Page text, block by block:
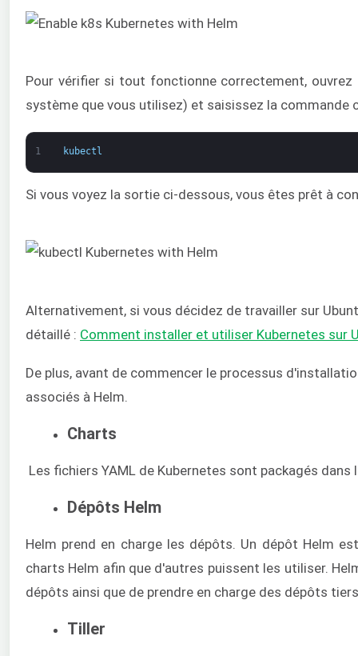
Pour vérifier si tout fonctionne correctement, ouvrez
système que vous utilisez) et saisissez la commande
1 kubectl
Si vous voyez la sortie ci-dessous, vous êtes prêt à
Alternativement, si vous décidez de travailler sur
détaillé : Comment installer et utiliser Kubernetes sur
De plus, avant de commencer le processus
associés à Helm.
Charts
Les fichiers YAML de Kubernetes sont packagés dans
Dépôts Helm
Helm prend en charge les dépôts. Un dépôt Helm
charts Helm afin que d'autres puissent les utiliser.
dépôts ainsi que de prendre en charge des dépôts
Tiller